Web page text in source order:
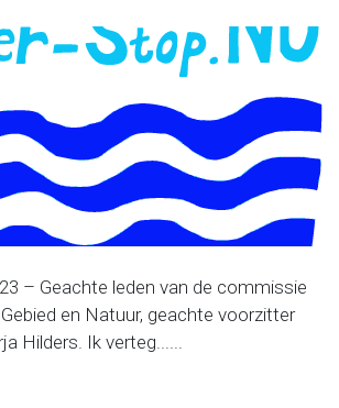
– Geachte leden van de commissie
en Natuur, geachte voorzitter
Hilders. Ik verteg......